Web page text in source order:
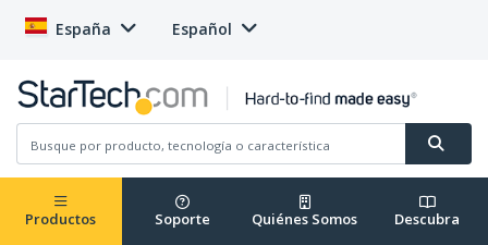
España Español
Productos Soporte Quiénes Somos Descubra